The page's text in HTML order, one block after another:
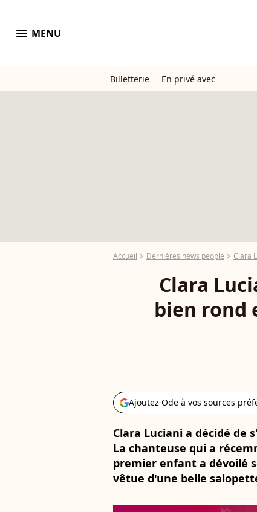
menu MENU
Billetterie En privé avec
Accueil Dernières news people Clara
Clara
bien rond
Ajoutez Ode à vos sources
Clara Luciani a décidé de
La chanteuse qui a
premier enfant a dévoilé
vêtue d'une belle